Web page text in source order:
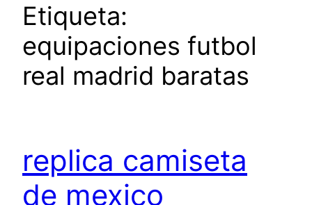
Etiqueta:
equipaciones futbol
real madrid baratas
replica camiseta
de mexico